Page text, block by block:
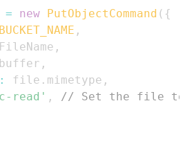
= new PutObjectCommand ( {
,
,
buffer ,
: file . mimetype ,
read' ,
// Set the file to